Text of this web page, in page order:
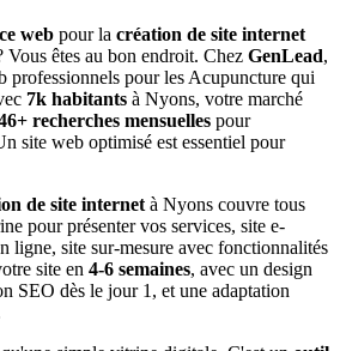
web pour la création de site internet
Vous êtes au bon endroit. Chez GenLead,
professionnels pour les Acupuncture qui
7k habitants à Nyons, votre marché
+ recherches mensuelles pour
site web optimisé est essentiel pour
de site internet à Nyons couvre tous
pour présenter vos services, site e-
ligne, site sur-mesure avec fonctionnalités
site en 4-6 semaines, avec un design
SEO dès le jour 1, et une adaptation